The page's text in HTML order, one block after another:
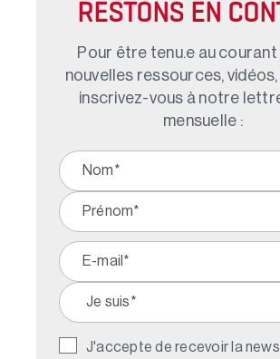
RESTONS EN
Pour être tenu.e au courant
nouvelles ressources, vidéos,
inscrivez-vous à notre
mensuelle :
J'accepte de recevoir la